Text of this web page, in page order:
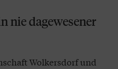
nie dagewesener
Wolkersdorf und